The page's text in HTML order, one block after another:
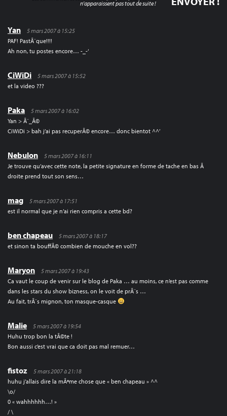
Yan
5 mars 2007 à 15:25
PAF! PastÃ¨que!!!!
Ah non, tu postes encore… -_-‘
CiWiDi
5 mars 2007 à 15:52
et la video ???
Paka
5 mars 2007 à 16:02
Yan > Ã¨_Ã©
CiWiDi > bah j’ai pas recuperÃ© encore… donc bientot ^^’
Nebulon
5 mars 2007 à 16:11
Je trouve qu’avec cette note, la petite signature en forme de tache en bas Ã
droite prend tout son sens…
mag
5 mars 2007 à 17:51
est il normal que je n’ai rien compris a cette bd?
ben chapeau
5 mars 2007 à 18:17
et sinon ta bouffÃ© combien de mouche en vol??
Maryon
5 mars 2007 à 19:43
Ca vaut le coup de venir sur le blog de Paka … au moins, ce n’est pas comme
dans les stars du show bizness, on le voit de prÃ¨s …
Au fait, trÃ¨s mignon, ton masque-casque
Malie
5 mars 2007 à 19:54
Huhu trop bon la tÃ©te !
Bon aussi c’est vrai que ca doit pas mal remuer…
fistoz
5 mars 2007 à 21:18
huhu j’allais dire la mÃªme chose que « ben chapeau » ^^
\o/
0 « wahhhhhh…! »
/ \
n'apparaissent pas tout de suite !